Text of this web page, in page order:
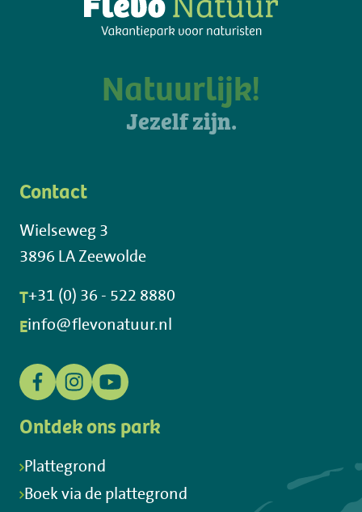
Natuurlijk!
Jezelf zijn.
Contact
Wielseweg 3
3896 LA Zeewolde
T+31 (0) 36 - 522 8880
Einfo@flevonatuur.nl
Ontdek ons park
Plattegrond
Boek via de plattegrond